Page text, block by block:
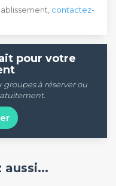
contactez-
pour votre
groupes à réserver ou
aussi...